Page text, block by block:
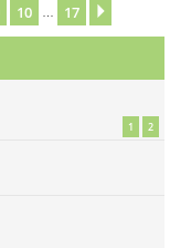
10 17
1 2